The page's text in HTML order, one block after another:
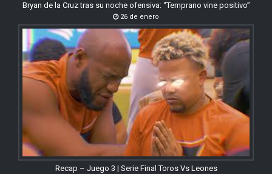
Bryan de la Cruz tras su noche ofensiva: “Temprano vine positivo”
26 de enero
Recap – Juego 3 | Serie Final Toros Vs Leones